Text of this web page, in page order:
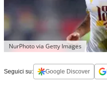
NurPhoto via Getty Images
Seguici su: Google Discover